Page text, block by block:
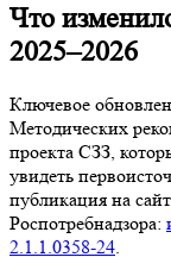
Что
2025–2026
Ключевое
Методических
проекта СЗЗ,
увидеть
публикация на
Роспотребнадзора:
2.1.1.0358‑24